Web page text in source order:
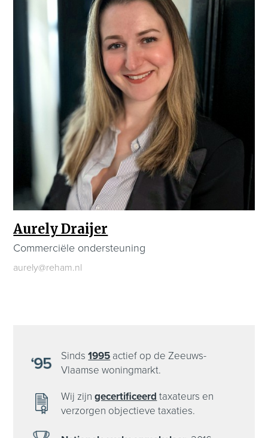
Aurely Draijer
Commerciële ondersteuning
aurely@reham.nl
Sinds1995 actief op de Zeeuws-
Vlaamse woningmarkt.
Wij zijngecertificeerd taxateurs en
verzorgen objectieve taxaties.